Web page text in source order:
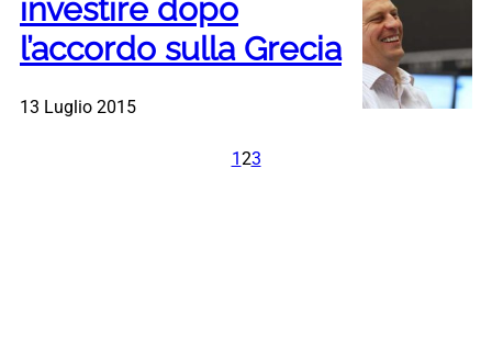
investire dopo
l’accordo sulla Grecia
13 Luglio 2015
123